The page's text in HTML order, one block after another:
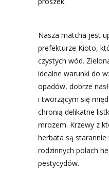
Nasza matcha jest
prefekturze Kioto,
czystych wód.
idealne warunki do
opadów, dobrze
i tworzącym się
chronią delikatne
mrozem. Krzewy z
herbata są starannie
rodzinnych polach
pestycydów.